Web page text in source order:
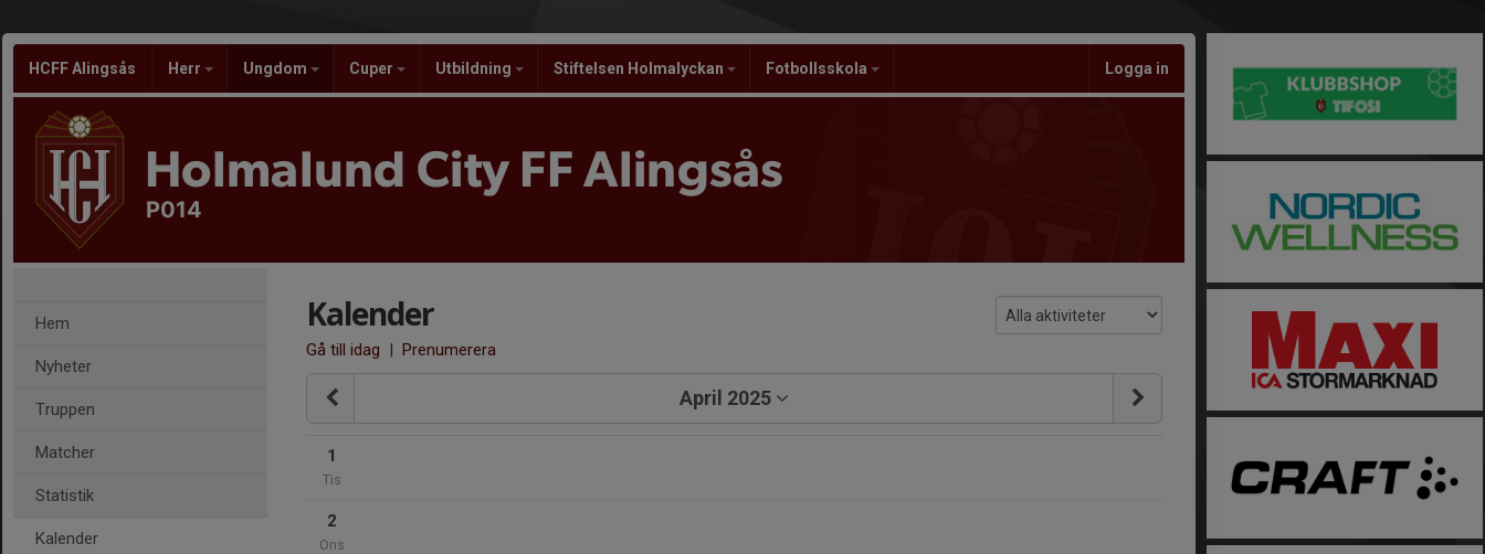
HCFF Alingsås Herr Ungdom Cuper Utbildning Stiftelsen Holmalyckan Fotbollsskola Logga in
Holmalund City FF Alingsås
P014
Hem
Nyheter
Truppen
Matcher
Statistik
Kalender
Kalender
Gå till idag | Prenumerera
April 2025
1
Tis
2
Ons